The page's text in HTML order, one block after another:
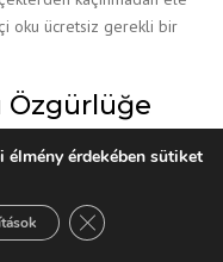
oku ücretsiz gerekli bir
Özgürlüğe
biraz yavaştı,
da vardı.
ve deneyimlerimin
érdekében sütiket
Close GDPR